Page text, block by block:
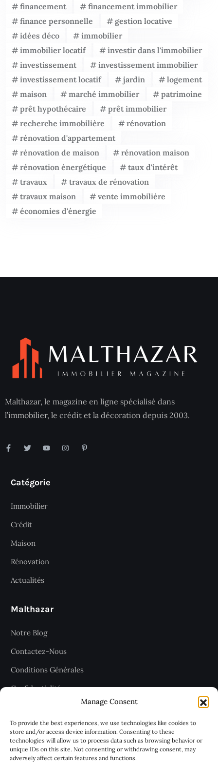
Manage Consent
To provide the best experiences, we use technologies like cookies to
store and/or access device information. Consenting to these
technologies will allow us to process data such as browsing behavior or
unique IDs on this site. Not consenting or withdrawing consent, may
adversely affect certain features and functions.
financement
financement immobilier
finance personnelle
gestion locative
idées déco
immobilier
immobilier locatif
investir dans l'immobilier
investissement
investissement immobilier
investissement locatif
jardin
logement
maison
marché immobilier
patrimoine
prêt hypothécaire
prêt immobilier
recherche immobilière
rénovation
rénovation d'appartement
rénovation de maison
rénovation maison
rénovation énergétique
taux d'intérêt
travaux
travaux de rénovation
travaux maison
vente immobilière
économies d'énergie
Malthazar, le magazine en ligne spécialisé dans
l’immobilier, le crédit et la décoration depuis 2003.
Catégorie
Immobilier
Crédit
Maison
Rénovation
Actualités
Malthazar
Notre Blog
Contactez-Nous
Conditions Générales
Confidentialité
Recevez les dernières articles